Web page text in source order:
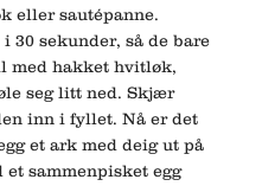
eller sautépanne.
30 sekunder, så de bare
med hakket hvitløk,
seg litt ned. Skjær
inn i fyllet. Nå er det
et ark med deig ut på
sammenpisket egg